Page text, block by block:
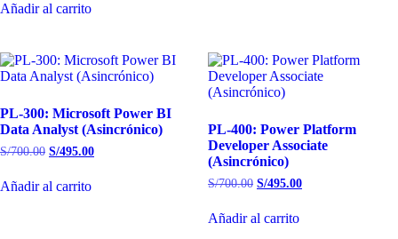
Añadir al carrito
PL-300: Microsoft Power BI
Data Analyst (Asincrónico)
S/700.00 S/495.00
Añadir al carrito
PL-400: Power Platform
Developer Associate
(Asincrónico)
S/700.00 S/495.00
Añadir al carrito